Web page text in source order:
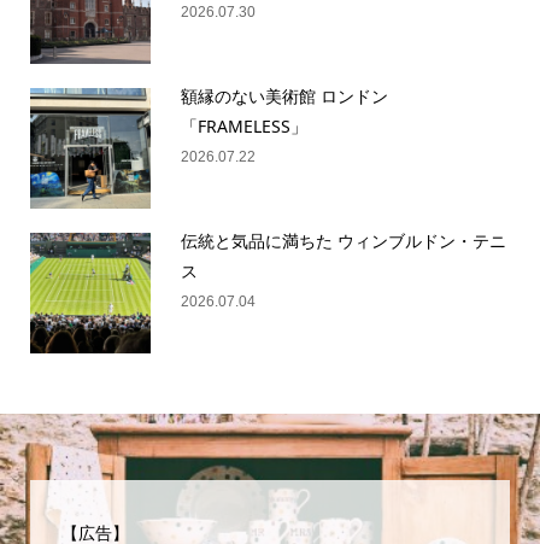
2026.07.30
額縁のない美術館 ロンドン
「FRAMELESS」
2026.07.22
伝統と気品に満ちた ウィンブルドン・テニ
ス
2026.07.04
【広告】